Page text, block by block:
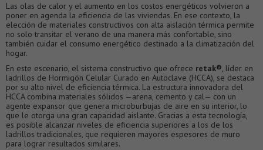
Las olas de calor y el aumento en los costos energéticos volvieron a
poner en agenda la eficiencia de las viviendas. En ese contexto, la
elección de materiales constructivos con alta aislación térmica permite
no solo transitar el verano de una manera más confortable, sino
también cuidar el consumo energético destinado a la climatización del
hogar.
En este escenario, el sistema constructivo que ofrece retak®, líder en
ladrillos de Hormigón Celular Curado en Autoclave (HCCA), se destaca
por su alto nivel de eficiencia térmica. La estructura innovadora del
HCCA combina materiales sólidos —arena, cemento y cal— con un
agente expansor que genera microburbujas de aire en su interior, lo
que le otorga una gran capacidad aislante. Gracias a esta tecnología,
es posible alcanzar niveles de eficiencia superiores a los de los
ladrillos tradicionales, que requieren mayores espesores de muro
para lograr resultados similares.